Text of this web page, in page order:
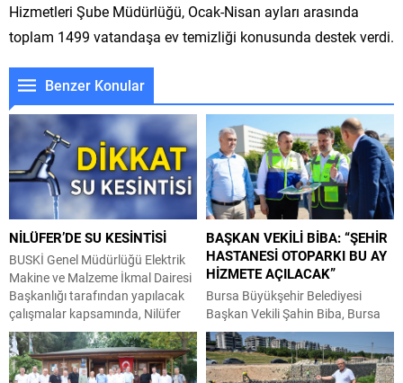
Hizmetleri Şube Müdürlüğü, Ocak-Nisan ayları arasında
toplam 1499 vatandaşa ev temizliği konusunda destek verdi.
Benzer Konular
NİLÜFER’DE SU KESİNTİSİ
BUSKİ Genel Müdürlüğü Elektrik
Makine ve Malzeme İkmal Dairesi
Başkanlığı tarafından yapılacak
çalışmalar kapsamında, Nilüfer
İlçesi Demirci Mahallesi; Koşuyolu
Caddesi güneyi, Direnç Sokak
kuzeyi, Eylül Sokak batısı
BAŞKAN VEKİLİ BİBA: “ŞEHİR
HASTANESİ OTOPARKI BU AY
HİZMETE AÇILACAK”
Bursa Büyükşehir Belediyesi
Başkan Vekili Şahin Biba, Bursa
Şehir Hastanesi’nin vatandaşın
otopark ihtiyacına çözüm
üretecek çalışmaları yerinde